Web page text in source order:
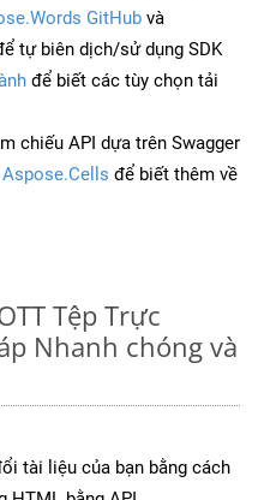
GitHub và
tự biên dịch/sử dụng SDK
để biết các tùy chọn tải
chiếu API dựa trên Swagger
Aspose.Cells để biết thêm về
Tệp Trực
Nhanh chóng và
tài liệu của bạn bằng cách